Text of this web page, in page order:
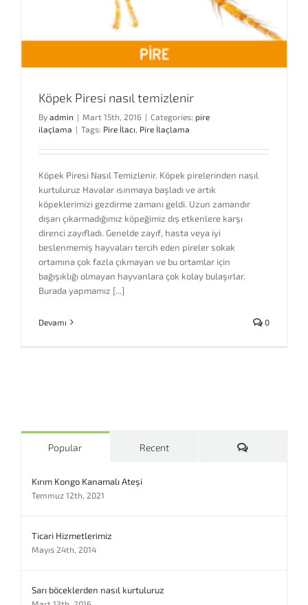
Köpek Piresi nasıl temizlenir
By admin | Mart 15th, 2016 | Categories: pire
ilaçlama | Tags: Pire İlacı Pire İlaçlama
Köpek Piresi Nasıl Temizlenir. Köpek pirelerinden nasıl
kurtuluruz Havalar ısınmaya başladı ve artık
köpeklerimizi gezdirme zamanı geldi. Uzun zamandır
dışarı çıkarmadığımız köpeğimiz dış etkenlere karşı
direnci zayıfladı. Genelde zayıf, hasta veya iyi
beslenmemiş hayvaları tercih eden pireler sokak
ortamına çok fazla çıkmayan ve bu ortamlar için
bağışıklığı olmayan hayvanlara çok kolay bulaşırlar.
Burada yapmamız [...]
Devamı 0
Popular Recent Comments
Kırım Kongo Kanamalı Ateşi
Temmuz 12th, 2021
Ticari Hizmetlerimiz
Mayıs 24th, 2014
Sarı böceklerden nasıl kurtuluruz